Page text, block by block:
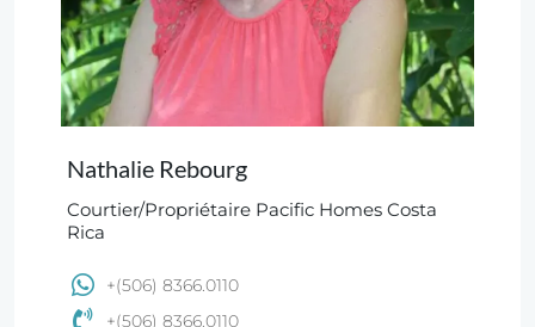
Nathalie Rebourg
Courtier/Propriétaire Pacific Homes Costa
Rica
+(506) 8366.0110
+(506) 8366.0110